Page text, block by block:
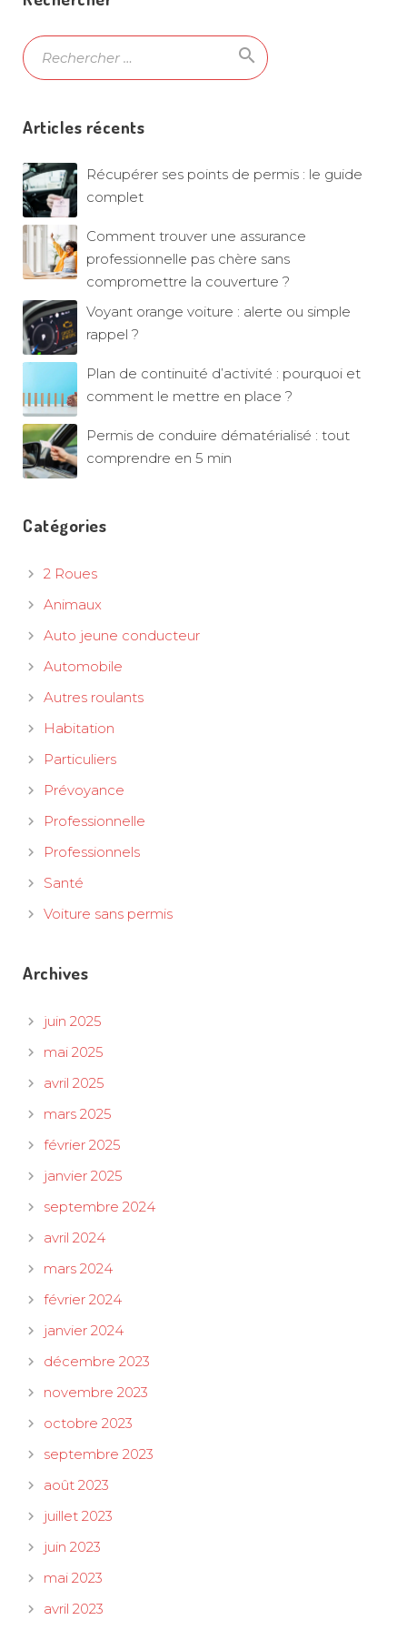
search
Ok
Articles récents
Récupérer ses points de permis : le guide
complet
Comment trouver une assurance
professionnelle pas chère sans
compromettre la couverture ?
Voyant orange voiture : alerte ou simple
rappel ?
Plan de continuité d’activité : pourquoi et
comment le mettre en place ?
Permis de conduire dématérialisé : tout
comprendre en 5 min
Catégories
2 Roues
Animaux
Auto jeune conducteur
Automobile
Autres roulants
Habitation
Particuliers
Prévoyance
Professionnelle
Professionnels
Santé
Voiture sans permis
Archives
juin 2025
mai 2025
avril 2025
mars 2025
février 2025
janvier 2025
septembre 2024
avril 2024
mars 2024
février 2024
janvier 2024
décembre 2023
novembre 2023
octobre 2023
septembre 2023
août 2023
juillet 2023
juin 2023
mai 2023
avril 2023